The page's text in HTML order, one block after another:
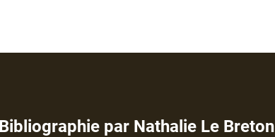
par Nathalie Le Breton